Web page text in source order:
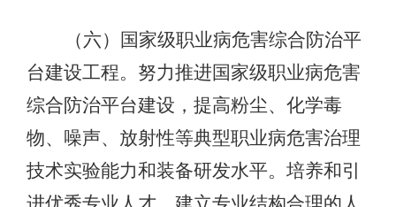
（六）国家级职业病危害综合防治平
台建设工程。努力推进国家级职业病危害
综合防治平台建设，提高粉尘、化学毒
物、噪声、放射性等典型职业病危害治理
技术实验能力和装备研发水平。培养和引